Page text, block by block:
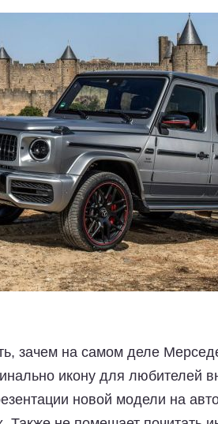
зачем на самом деле
икону для любителей
новой модели на